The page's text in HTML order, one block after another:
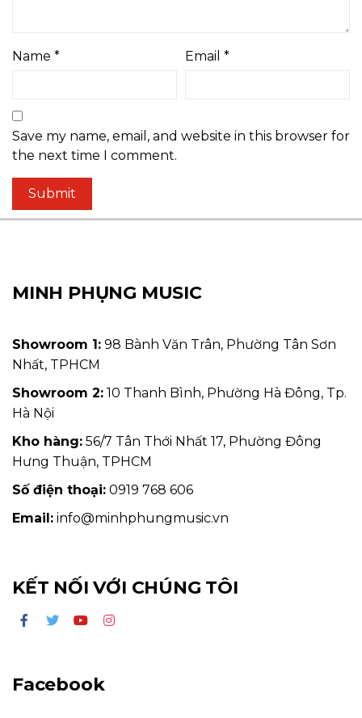
Name * Email *
Save my name, email, and website in this browser for
the next time I comment.
MINH PHỤNG MUSIC
Showroom 1: 98 Bành Văn Trân, Phường Tân Sơn
Nhất, TPHCM
Showroom 2: 10 Thanh Bình, Phường Hà Đông, Tp.
Hà Nội
Kho hàng: 56/7 Tân Thới Nhất 17, Phường Đông
Hưng Thuận, TPHCM
Số điện thoại: 0919 768 606
Email: info@minhphungmusic.vn
KẾT NỐI VỚI CHÚNG TÔI
Facebook